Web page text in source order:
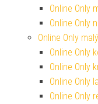
Online Only
Online Only
Online Only
Online Only
Online Only
Online Only
Online Only